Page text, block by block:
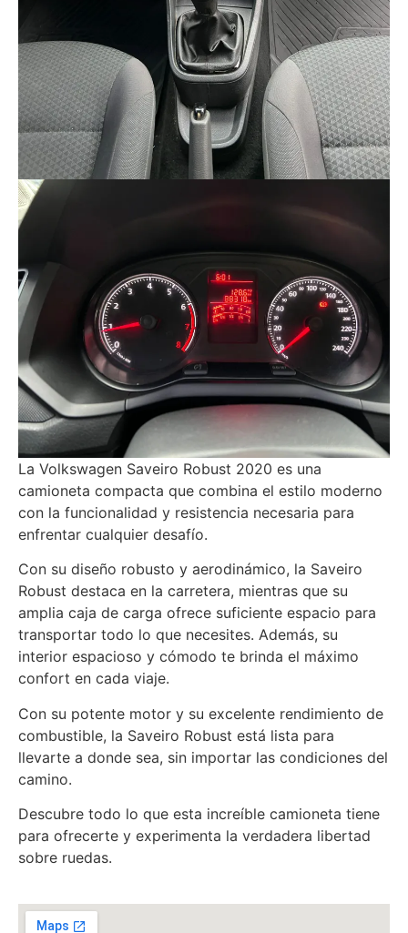
La Volkswagen Saveiro Robust 2020 es una
camioneta compacta que combina el estilo moderno
con la funcionalidad y resistencia necesaria para
enfrentar cualquier desafío.
Con su diseño robusto y aerodinámico, la Saveiro
Robust destaca en la carretera, mientras que su
amplia caja de carga ofrece suficiente espacio para
transportar todo lo que necesites. Además, su
interior espacioso y cómodo te brinda el máximo
confort en cada viaje.
Con su potente motor y su excelente rendimiento de
combustible, la Saveiro Robust está lista para
llevarte a donde sea, sin importar las condiciones del
camino.
Descubre todo lo que esta increíble camioneta tiene
para ofrecerte y experimenta la verdadera libertad
sobre ruedas.